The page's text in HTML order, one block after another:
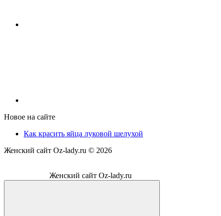
Новое на сайте
Как красить яйца луковой шелухой
Женский сайт Oz-lady.ru © 2026
Женский сайт Oz-lady.ru